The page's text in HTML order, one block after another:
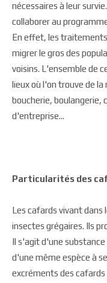
nécessaires à leur
collaborer au
En effet, les
migrer le gros des
voisins. L'ensemble de
lieux où l'on trouve de
boucherie, boulangerie,
d'entreprise...
Particularités des
Les cafards vivant
insectes grégaires. Ils
Il s'agit d'une
d'une même espèce à
excréments des